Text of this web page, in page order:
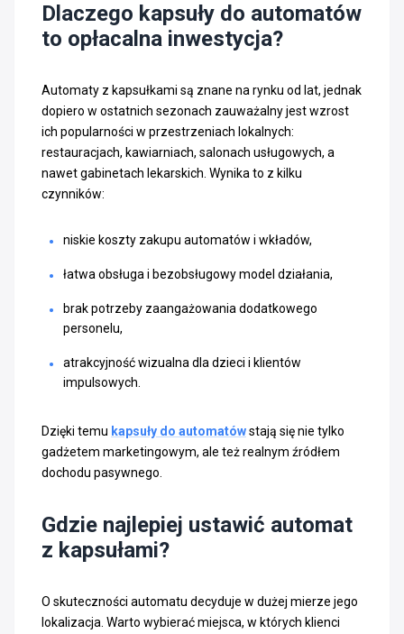
Dlaczego kapsuły do automatów
to opłacalna inwestycja?
Automaty z kapsułkami są znane na rynku od lat, jednak
dopiero w ostatnich sezonach zauważalny jest wzrost
ich popularności w przestrzeniach lokalnych:
restauracjach, kawiarniach, salonach usługowych, a
nawet gabinetach lekarskich. Wynika to z kilku
czynników:
niskie koszty zakupu automatów i wkładów,
łatwa obsługa i bezobsługowy model działania,
brak potrzeby zaangażowania dodatkowego
personelu,
atrakcyjność wizualna dla dzieci i klientów
impulsowych.
Dzięki temu kapsuły do automatówstają się nie tylko
gadżetem marketingowym, ale też realnym źródłem
dochodu pasywnego.
Gdzie najlepiej ustawić automat
z kapsułami?
O skuteczności automatu decyduje w dużej mierze jego
lokalizacja. Warto wybierać miejsca, w których klienci